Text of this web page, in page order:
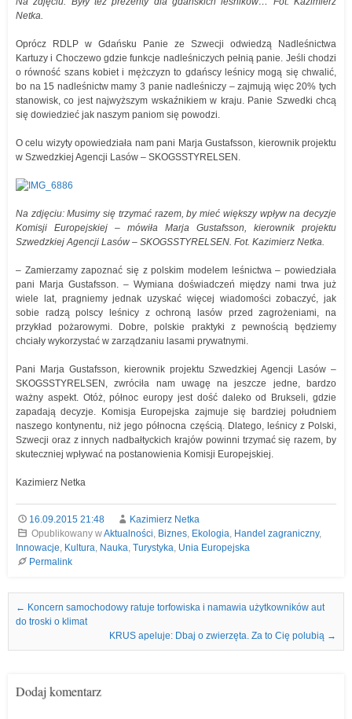
Netka.
Oprócz RDLP w Gdańsku Panie ze Szwecji odwiedzą Nadleśnictwa
Kartuzy i Choczewo gdzie funkcje nadleśniczych pełnią panie. Jeśli chodzi
o równość szans kobiet i mężczyzn to gdańscy leśnicy mogą się chwalić,
bo na 15 nadleśnictw mamy 3 panie nadleśniczy – zajmują więc 20% tych
stanowisk, co jest najwyższym wskaźnikiem w kraju. Panie Szwedki chcą
się dowiedzieć jak naszym paniom się powodzi.
O celu wizyty opowiedziała nam pani Marja Gustafsson, kierownik projektu
w Szwedzkiej Agencji Lasów – SKOGSSTYRELSEN.
Na zdjęciu: Musimy się trzymać razem, by mieć większy wpływ na decyzje
Komisji Europejskiej – mówiła Marja Gustafsson, kierownik projektu
Szwedzkiej Agencji Lasów – SKOGSSTYRELSEN. Fot. Kazimierz Netka.
– Zamierzamy zapoznać się z polskim modelem leśnictwa – powiedziała
pani Marja Gustafsson. – Wymiana doświadczeń między nami trwa już
wiele lat, pragniemy jednak uzyskać więcej wiadomości zobaczyć, jak
sobie radzą polscy leśnicy z ochroną lasów przed zagrożeniami, na
przykład pożarowymi. Dobre, polskie praktyki z pewnością będziemy
chciały wykorzystać w zarządzaniu lasami prywatnymi.
Pani Marja Gustafsson, kierownik projektu Szwedzkiej Agencji Lasów –
SKOGSSTYRELSEN, zwróciła nam uwagę na jeszcze jedne, bardzo
ważny aspekt. Otóż, północ europy jest dość daleko od Brukseli, gdzie
zapadają decyzje. Komisja Europejska zajmuje się bardziej południem
naszego kontynentu, niż jego północna częścią. Dlatego, leśnicy z Polski,
Szwecji oraz z innych nadbałtyckich krajów powinni trzymać się razem, by
skuteczniej wpływać na postanowienia Komisji Europejskiej.
Kazimierz Netka
16.09.2015 21:48
Kazimierz Netka
Opublikowany wAktualności, Biznes, Ekologia, Handel zagraniczny,
Innowacje, Kultura, Nauka, Turystyka, Unia Europejska
Permalink
Nawigacja we wpisach
← Koncern samochodowy ratuje torfowiska i namawia użytkowników aut
do troski o klimat
KRUS apeluje: Dbaj o zwierzęta. Za to Cię polubią →
Dodaj komentarz